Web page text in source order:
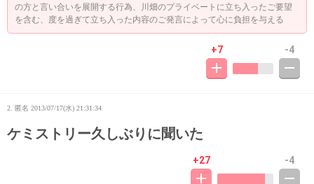
の方と言い合いを展開する行為、川畑のプライベートに立ち入ったご要望
を含む、度を過ぎて立ち入った内容のご発言によって心に負担を与える
+7 -4
2. 匿名 2013/07/17(水) 21:31:34
ケミストリー久しぶりに聞いた
+27 -4